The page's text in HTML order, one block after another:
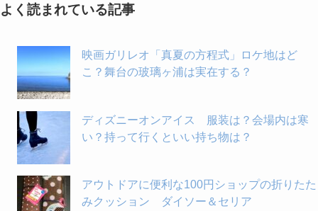
よく読まれている記事
映画ガリレオ「真夏の方程式」ロケ地はど
こ？舞台の玻璃ヶ浦は実在する？
ディズニーオンアイス 服装は？会場内は寒
い？持って行くといい持ち物は？
アウトドアに便利な100円ショップの折りたた
みクッション ダイソー＆セリア